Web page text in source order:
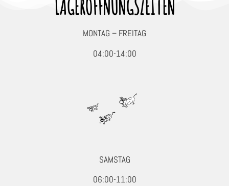
LAGERÖFFNUNGSZEITEN
MONTAG – FREITAG
04:00-14:00
SAMSTAG
06:00-11:00